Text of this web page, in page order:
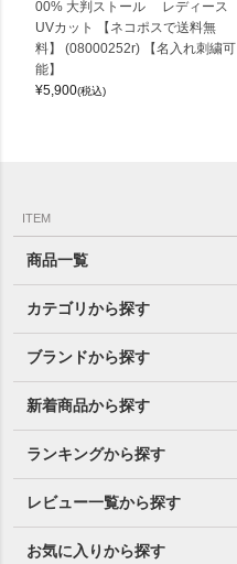
00% 大判ストール レディース
UVカット 【ネコポスで送料無
料】 (08000252r) 【名入れ刺繍可
能】
¥5,900(税込)
ITEM
商品一覧
カテゴリから探す
ブランドから探す
新着商品から探す
ランキングから探す
レビュー一覧から探す
お気に入りから探す